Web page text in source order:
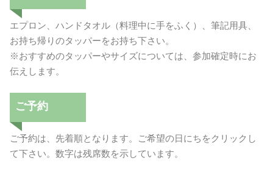
エプロン、ハンドタオル（料理中に手をふく）、筆記用具、
お持ち帰りのタッパーをお持ち下さい。
※おすすめのタッパーやサイズについては、参加確定時にお
伝えします。
ご予約
ご予約は、先着順となります。ご希望の日にちをクリックし
て下さい。数字は残席数を示しています。